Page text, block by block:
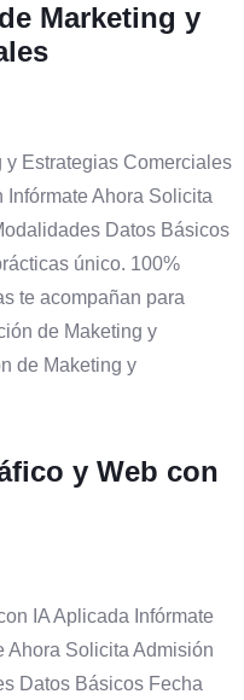
Marketing y
y Estrategias Comerciales
Infórmate Ahora Solicita
Datos Básicos
único. 100%
te acompañan para
de Maketing y
de Maketing y
y Web con
IA Aplicada Infórmate
Ahora Solicita Admisión
Datos Básicos Fecha